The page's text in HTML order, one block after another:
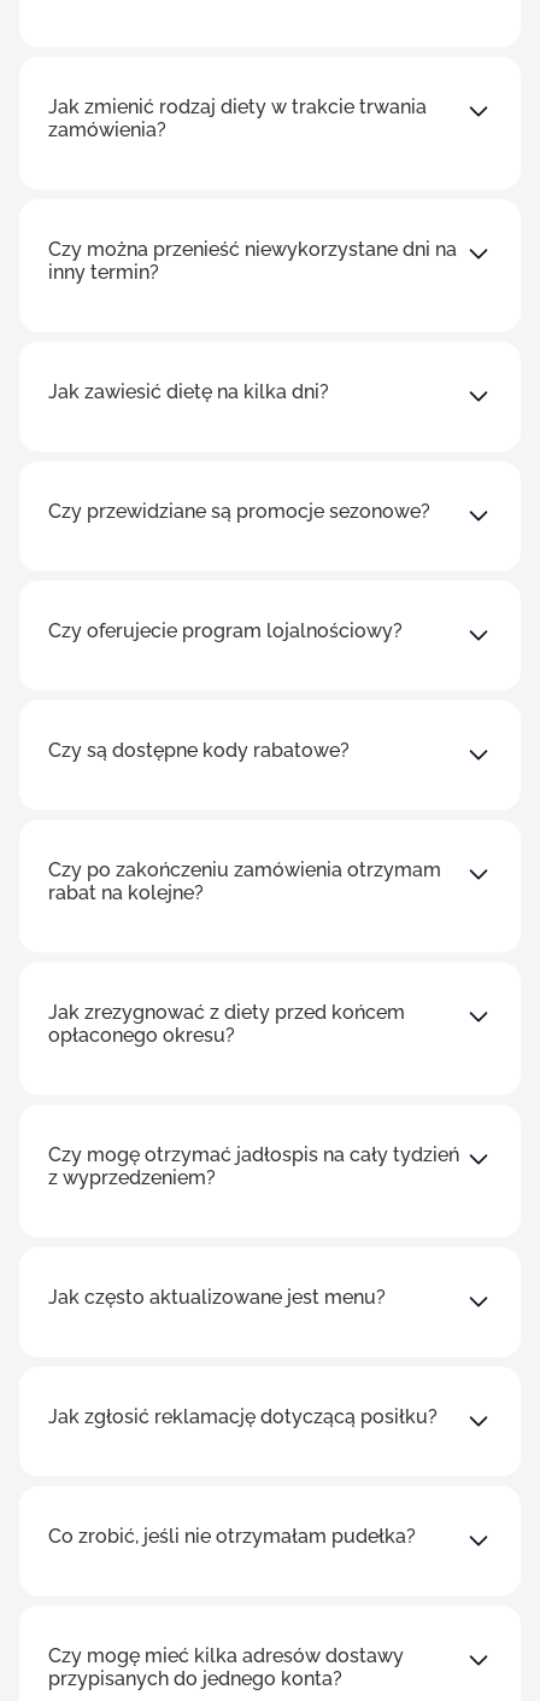
Jak zmienić rodzaj diety w trakcie trwania
zamówienia?
Czy można przenieść niewykorzystane dni na
inny termin?
Jak zawiesić dietę na kilka dni?
Czy przewidziane są promocje sezonowe?
Czy oferujecie program lojalnościowy?
Czy są dostępne kody rabatowe?
Czy po zakończeniu zamówienia otrzymam
rabat na kolejne?
Jak zrezygnować z diety przed końcem
opłaconego okresu?
Czy mogę otrzymać jadłospis na cały tydzień
z wyprzedzeniem?
Jak często aktualizowane jest menu?
Jak zgłosić reklamację dotyczącą posiłku?
Co zrobić, jeśli nie otrzymałam pudełka?
Czy mogę mieć kilka adresów dostawy
przypisanych do jednego konta?